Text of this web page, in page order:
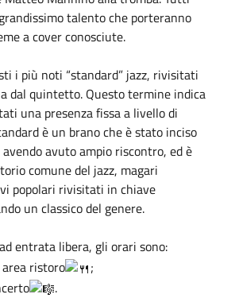
talento che porteranno
a cover conosciute.
i più noti “standard” jazz, rivisitati
dal quintetto. Questo termine indica
una presenza fissa a livello di
è un brano che è stato inciso
avuto ampio riscontro, ed è
comune del jazz, magari
popolari rivisitati in chiave
un classico del genere.
entrata libera, gli orari sono:
ristoro
;
.